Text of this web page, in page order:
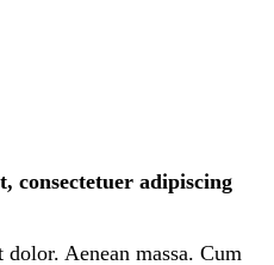
consectetuer adipiscing
Aenean massa. Cum